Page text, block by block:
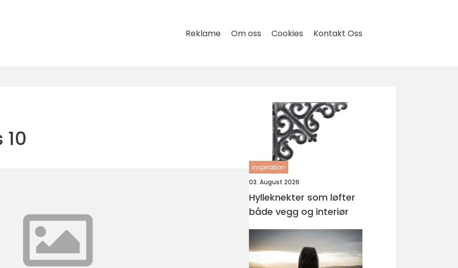
Reklame Om oss Cookies Kontakt Oss
inspiration
03. August 2026
Hylleknekter som løfter
både vegg og interiør